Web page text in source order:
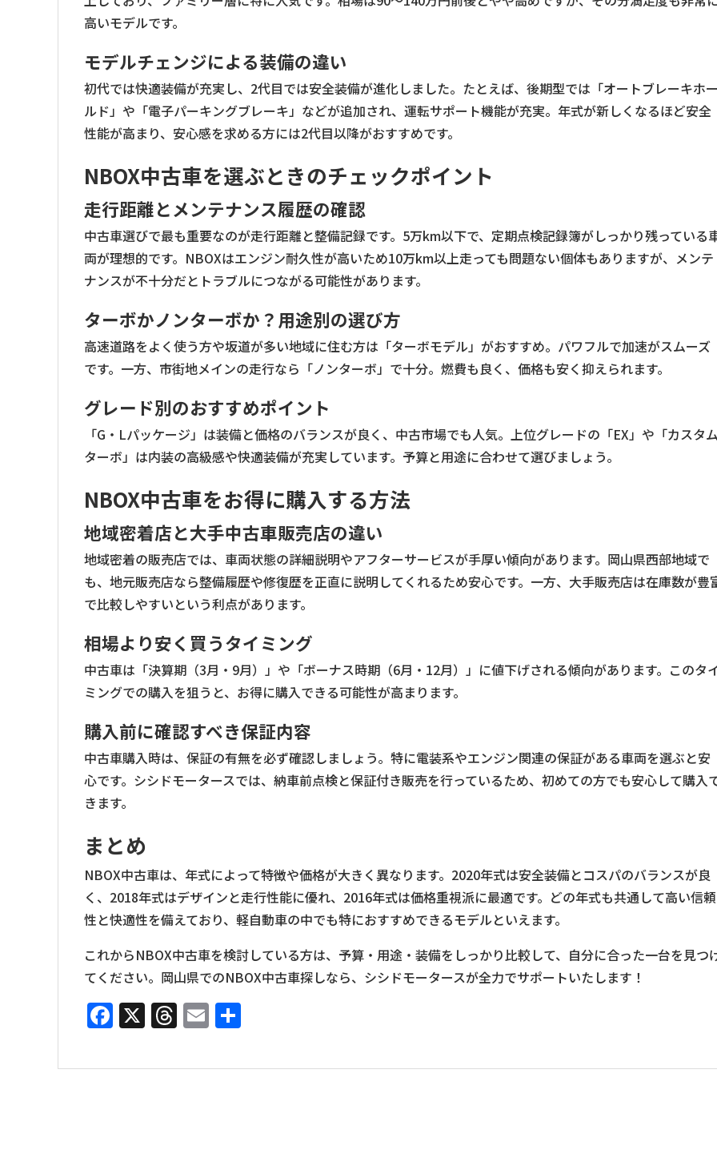
高いモデルです。
モデルチェンジによる装備の違い
初代では快適装備が充実し、2代目では安全装備が進化しました。たとえば、後期型では「オートブレーキホ
ルド」や「電子パーキングブレーキ」などが追加され、運転サポート機能が充実。年式が新しくなるほど安全
性能が高まり、安心感を求める方には2代目以降がおすすめです。
NBOX中古車を選ぶときのチェックポイント
走行距離とメンテナンス履歴の確認
中古車選びで最も重要なのが走行距離と整備記録です。5万km以下で、定期点検記録簿がしっかり残っている
両が理想的です。NBOXはエンジン耐久性が高いため10万km以上走っても問題ない個体もありますが、メンテ
ナンスが不十分だとトラブルにつながる可能性があります。
ターボかノンターボか？用途別の選び方
高速道路をよく使う方や坂道が多い地域に住む方は「ターボモデル」がおすすめ。パワフルで加速がスムーズ
です。一方、市街地メインの走行なら「ノンターボ」で十分。燃費も良く、価格も安く抑えられます。
グレード別のおすすめポイント
「G・Lパッケージ」は装備と価格のバランスが良く、中古市場でも人気。上位グレードの「EX」や「カスタ
ターボ」は内装の高級感や快適装備が充実しています。予算と用途に合わせて選びましょう。
NBOX中古車をお得に購入する方法
地域密着店と大手中古車販売店の違い
地域密着の販売店では、車両状態の詳細説明やアフターサービスが手厚い傾向があります。岡山県西部地域で
も、地元販売店なら整備履歴や修復歴を正直に説明してくれるため安心です。一方、大手販売店は在庫数が豊
で比較しやすいという利点があります。
相場より安く買うタイミング
中古車は「決算期（3月・9月）」や「ボーナス時期（6月・12月）」に値下げされる傾向があります。このタ
ミングでの購入を狙うと、お得に購入できる可能性が高まります。
購入前に確認すべき保証内容
中古車購入時は、保証の有無を必ず確認しましょう。特に電装系やエンジン関連の保証がある車両を選ぶと安
心です。シシドモータースでは、納車前点検と保証付き販売を行っているため、初めての方でも安心して購入
きます。
まとめ
NBOX中古車は、年式によって特徴や価格が大きく異なります。2020年式は安全装備とコスパのバランスが良
く、2018年式はデザインと走行性能に優れ、2016年式は価格重視派に最適です。どの年式も共通して高い信頼
性と快適性を備えており、軽自動車の中でも特におすすめできるモデルといえます。
これからNBOX中古車を検討している方は、予算・用途・装備をしっかり比較して、自分に合った一台を見つ
てください。岡山県でのNBOX中古車探しなら、シシドモータースが全力でサポートいたします！
Facebook
X Threads
Email